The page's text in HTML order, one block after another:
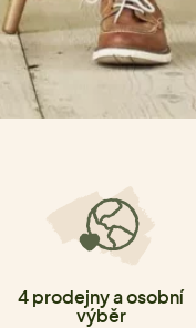
4 prodejny a osobní
výběr